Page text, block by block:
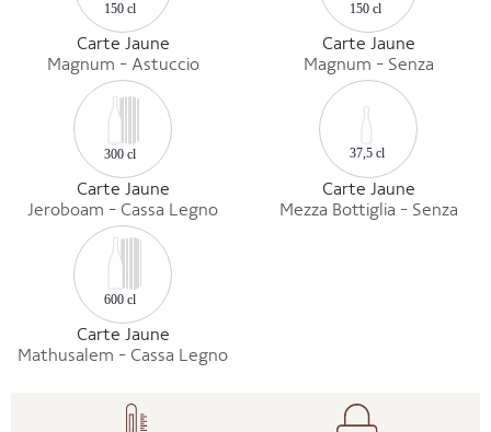
150 cl
Carte Jaune
Magnum - Astuccio
150 cl
Carte Jaune
Magnum - Senza
300 cl
Carte Jaune
Jeroboam - Cassa Legno
37,5 cl
Carte Jaune
Mezza Bottiglia - Senza
600 cl
Carte Jaune
Mathusalem - Cassa Legno